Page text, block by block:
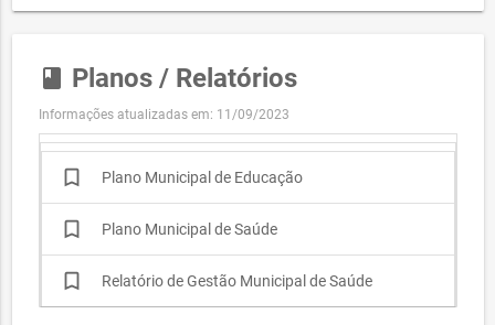
book Planos / Relatórios
Informações atualizadas em: 11/09/2023
bookmark_border Plano Municipal de Educação
bookmark_border Plano Municipal de Saúde
bookmark_border Relatório de Gestão Municipal de Saúde